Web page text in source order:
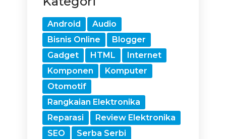
Android
Audio
Bisnis Online
Blogger
Gadget
HTML
Internet
Komponen
Komputer
Otomotif
Rangkaian Elektronika
Reparasi
Review Elektronika
SEO
Serba Serbi